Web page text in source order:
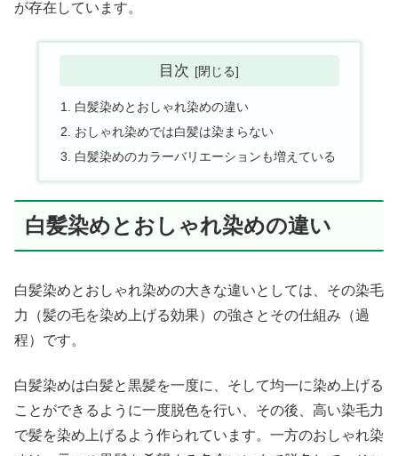
が存在しています。
目次
白髪染めとおしゃれ染めの違い
おしゃれ染めでは白髪は染まらない
白髪染めのカラーバリエーションも増えている
白髪染めとおしゃれ染めの違い
白髪染めとおしゃれ染めの大きな違いとしては、その染毛
力（髪の毛を染め上げる効果）の強さとその仕組み（過
程）です。
白髪染めは白髪と黒髪を一度に、そして均一に染め上げる
ことができるように一度脱色を行い、その後、高い染毛力
で髪を染め上げるよう作られています。一方のおしゃれ染